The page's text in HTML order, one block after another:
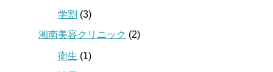
学割 (3)
湘南美容クリニック (2)
衛生 (1)